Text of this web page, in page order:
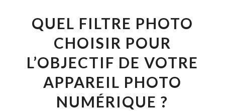
QUEL FILTRE PHOTO
CHOISIR POUR
L’OBJECTIF DE VOTRE
APPAREIL PHOTO
NUMÉRIQUE ?